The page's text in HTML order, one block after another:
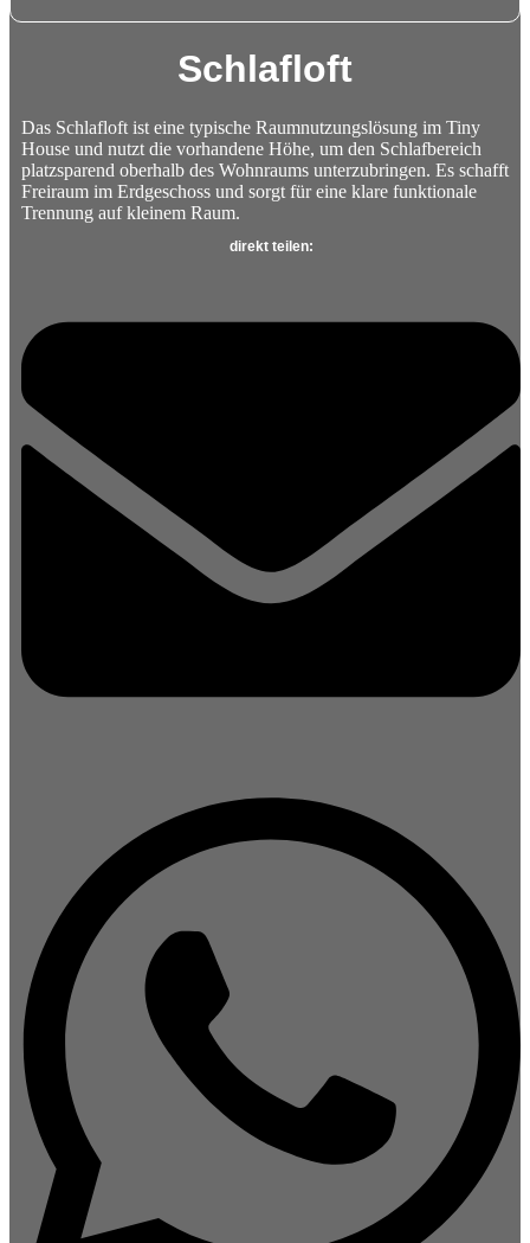
Schlafloft
Das Schlafloft ist eine typische Raumnutzungslösung im Tiny
House und nutzt die vorhandene Höhe, um den Schlafbereich
platzsparend oberhalb des Wohnraums unterzubringen. Es schafft
Freiraum im Erdgeschoss und sorgt für eine klare funktionale
Trennung auf kleinem Raum.
direkt teilen: